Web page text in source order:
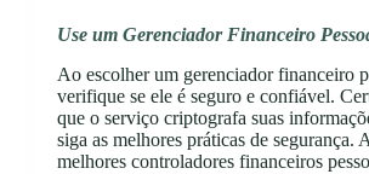
Use um Gerenciador Financeiro
Ao escolher um gerenciador financeiro
verifique se ele é seguro e confiável.
que o serviço criptografa suas
siga as melhores práticas de segurança.
melhores controladores financeiros